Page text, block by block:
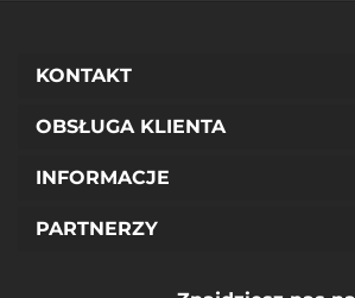
KONTAKT
OBSŁUGA KLIENTA
INFORMACJE
PARTNERZY